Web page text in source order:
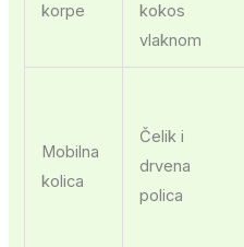
korpe
kokos
vlaknom
Mobilna
kolica
Čelik i
drvena
polica